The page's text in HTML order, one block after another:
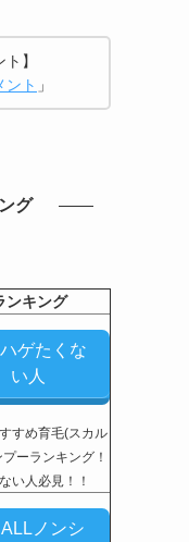
】
ント 」
グ
ンキング
ハゲたくな
い人
すめ育毛(スカル
ーランキング！
い人必見！！
ALLノンシ